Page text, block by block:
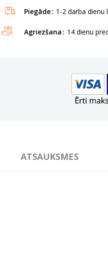
Piegāde 1-2 darba dienu
Agriezšana 14 dienu
ATSAUKSMES